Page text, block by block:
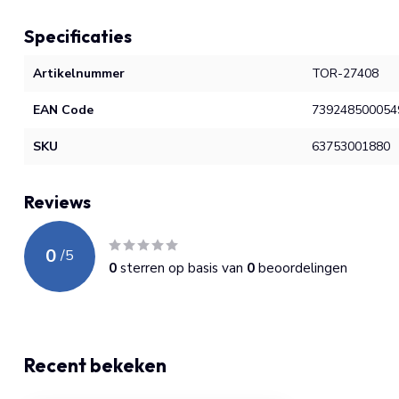
Specificaties
Artikelnummer TOR-27408
EAN Code
SKU 63753001880
Reviews
0 /5
0sterren op basis van 0beoordelingen
Recent bekeken